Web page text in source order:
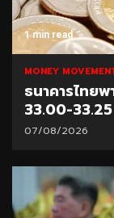
1 min read
MONEY
ธนาคารไทย
33.00-
07/08/2026